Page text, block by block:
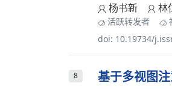
杨书新 林
活跃转发者
doi: 10.19734/
8 基于多视图